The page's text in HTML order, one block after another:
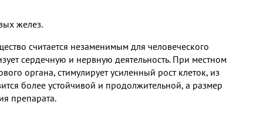
желез.
считается незаменимым для человеческого
сердечную и нервную деятельность. При местном
органа, стимулирует усиленный рост клеток, из
более устойчивой и продолжительной, а размер
препарата.